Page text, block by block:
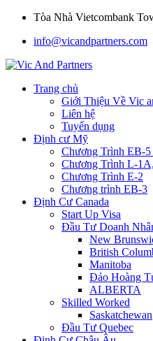
Tòa Nhà Vietcombank
info@vicandpartners.com
Trang chủ
Giới Thiệu Về Vic
Liên hệ
Tuyển dụng
Định cư Mỹ
Chương Trình EB-
Chương Trình L-
Chương Trình E-2
Chương trình EB-3
Định Cư Canada
Start Up Visa
Đầu Tư Doanh
New
British
Manitoba
Đảo Hoàng
ALBERTA
Skilled Worked
Saskatchewan
Đầu Tư Quebec